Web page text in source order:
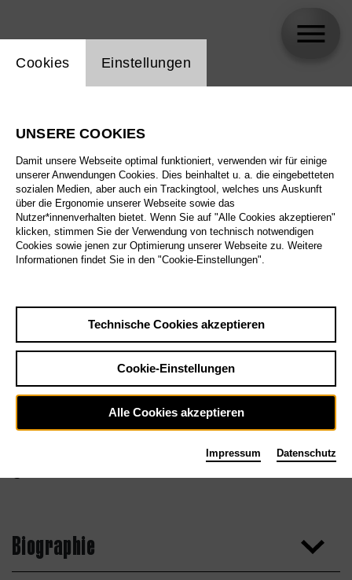
Biographie
Einstellung Website Cookie
Cookies Einstellungen
UNSERE COOKIES
Damit unsere Webseite optimal funktioniert, verwenden wir für einige
unserer Anwendungen Cookies. Dies beinhaltet u. a. die eingebetteten
sozialen Medien, aber auch ein Trackingtool, welches uns Auskunft
über die Ergonomie unserer Webseite sowie das
Nutzer*innenverhalten bietet. Wenn Sie auf "Alle Cookies akzeptieren"
klicken, stimmen Sie der Verwendung von technisch notwendigen
Cookies sowie jenen zur Optimierung unserer Webseite zu. Weitere
Informationen findet Sie in den "Cookie-Einstellungen".
Technische Cookies akzeptieren
Cookie-Einstellungen
Alle Cookies akzeptieren
Impressum Datenschutz